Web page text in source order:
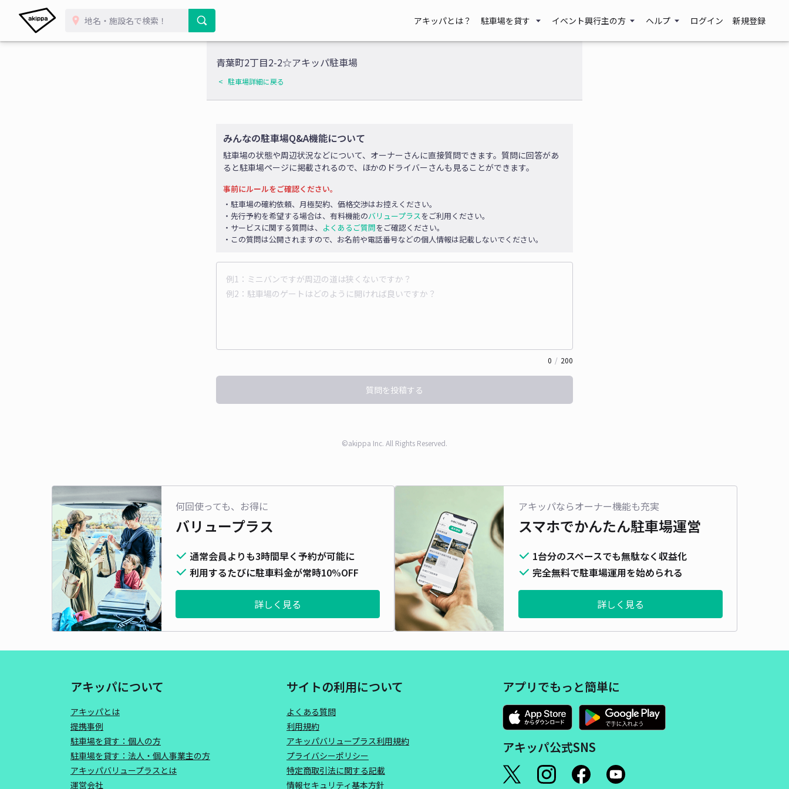
アキッパとは？ 駐車場を貸す イベント興行主の方 ヘルプ ログイン 新規登録
青葉町2丁目2-2☆アキッパ駐車場
駐車場詳細に戻る
みんなの駐車場Q&A機能について
駐車場の状態や周辺状況などについて、オーナーさんに直接質問できます。質問に回答があ
ると駐車場ページに掲載されるので、ほかのドライバーさんも見ることができます。
事前にルールをご確認ください。
・駐車場の確約依頼、月極契約、価格交渉はお控えください。
・先行予約を希望する場合は、有料機能のバリュープラスをご利用ください。
・サービスに関する質問は、 よくあるご質問をご確認ください。
・この質問は公開されますので、お名前や電話番号などの個人情報は記載しないでください。
0 / 200
質問を投稿する
©akippa Inc. All Rights Reserved.
何回使っても、お得に
バリュープラス
通常会員よりも3時間早く予約が可能に
利用するたびに駐車料金が常時10%OFF
詳しく見る
アキッパならオーナー機能も充実
スマホでかんたん駐車場運営
1台分のスペースでも無駄なく収益化
完全無料で駐車場運用を始められる
詳しく見る
アキッパについて
アキッパとは
提携事例
駐車場を貸す：個人の方
駐車場を貸す：法人・個人事業主の方
アキッパバリュープラスとは
運営会社
サイトの利用について
よくある質問
利用規約
アキッパバリュープラス利用規約
プライバシーポリシー
特定商取引法に関する記載
情報セキュリティ基本方針
アプリでもっと簡単に
アキッパ公式SNS